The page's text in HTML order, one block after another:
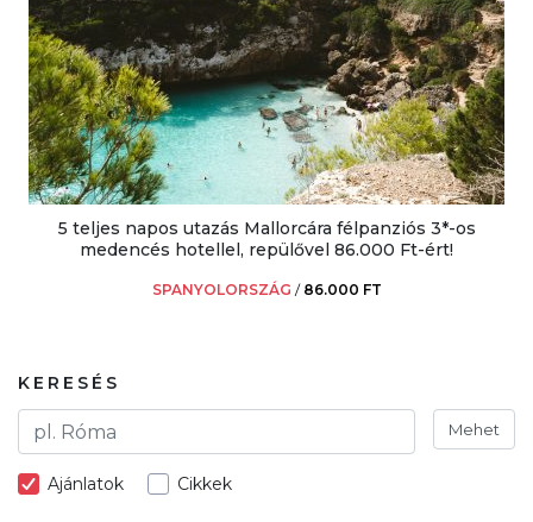
5 teljes napos utazás Mallorcára félpanziós 3*-os
medencés hotellel, repülővel 86.000 Ft-ért!
SPANYOLORSZÁG / 86.000 FT
KERESÉS
Mehet
Ajánlatok Cikkek